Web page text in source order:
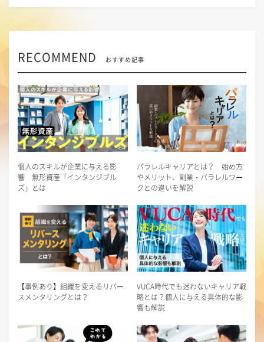
RECOMMEND おすすめ記事
個人のスキルが企業に与える影
響 無形資産「インタンジブル
ズ」とは
パラレルキャリアとは？ 始め方
やメリット、副業・パラレルワー
クとの違いを解説
【事例あり】組織を変えるリバー
スメンタリングとは？
VUCA時代でも迷わないキャリア戦
略とは？個人に与える具体的な影
響も解説